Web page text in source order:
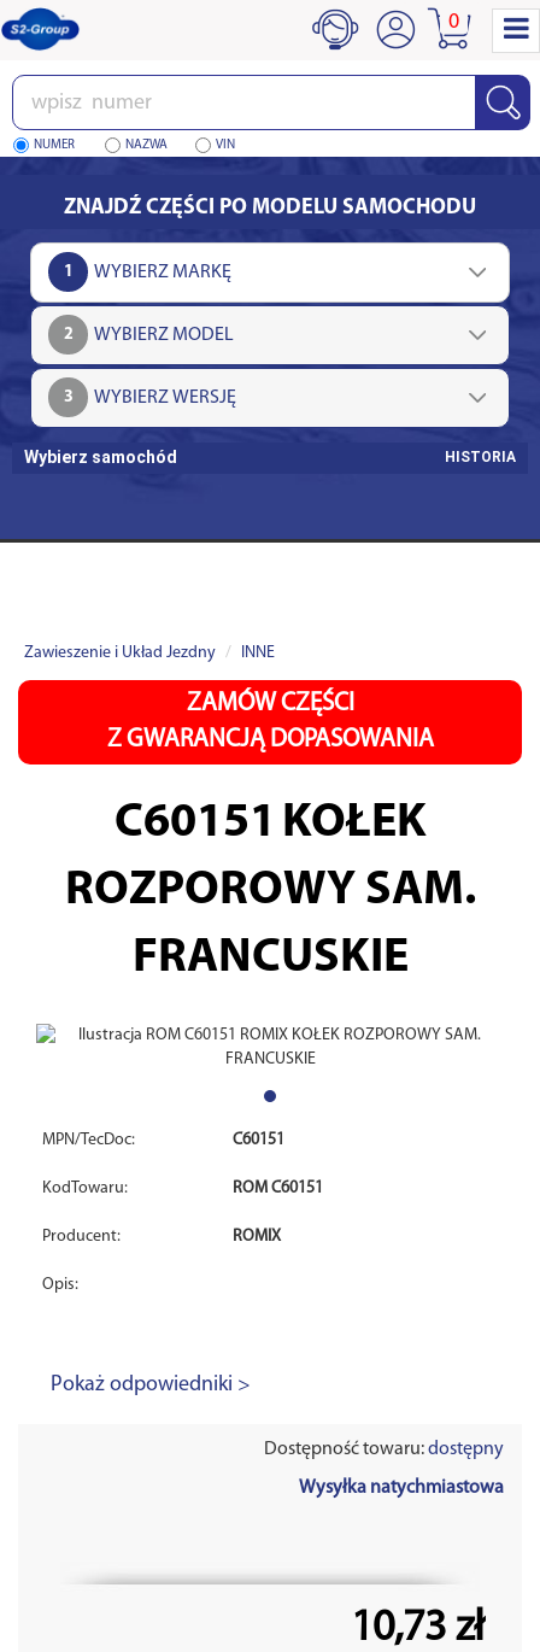
Wpisz
numer
NUMER NAZWA VIN
0
ZNAJDŹ CZĘŚCI PO MODELU SAMOCHODU
1
2
3
Wybierz samochód HISTORIA
Zawieszenie i Układ Jezdny INNE
ZAMÓW CZĘŚCI
Z GWARANCJĄ DOPASOWANIA
C60151 KOŁEK
ROZPOROWY SAM.
FRANCUSKIE
MPN/TecDoc: C60151
KodTowaru: ROM C60151
Producent: ROMIX
Opis:
Pokaż odpowiedniki >
Dostępność towaru:dostępny
Wysyłka natychmiastowa
10,73 zł